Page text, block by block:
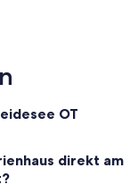
OT
direkt am